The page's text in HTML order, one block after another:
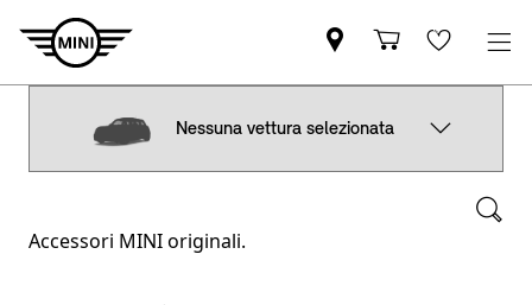
Nessuna vettura selezionata
Accessori MINI originali.